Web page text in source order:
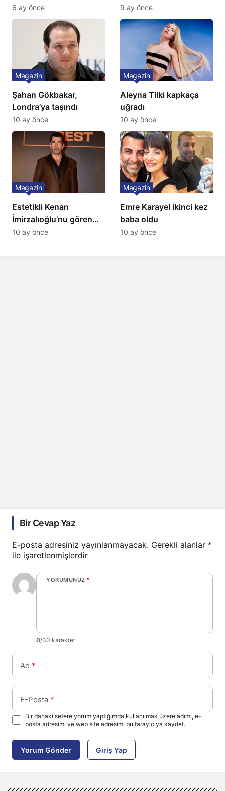
Yok, Tuvalet Yok!”
Çağla Şikel’den Şok
6 ay önce
Türkiye’de bir ilk:
Gözünü 2 ilçeye dikti!
9 ay önce
Şahan Gökbakar,
Londra’ya taşındı
Magazin
10 ay önce
Aleyna Tilki kapkaça
uğradı
Magazin
10 ay önce
Estetikli Kenan
İmirzalıoğlu’nu gören
tanıyamıyor: Son hali
Magazin
10 ay önce
Emre Karayel ikinci kez
baba oldu
Magazin
10 ay önce
Bir Cevap Yaz
E-posta adresiniz yayınlanmayacak. Gerekli alanlar *
ile işaretlenmişlerdir
YORUMUNUZ *
0/30 karakter
Ad *
E-Posta *
Bir dahaki sefere yorum yaptığımda kullanılmak üzere adımı, e-
posta adresimi ve web site adresimi bu tarayıcıya kaydet.
Yorum Gönder Giriş Yap